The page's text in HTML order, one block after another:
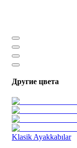
Другие цвета
Klasik Ayakkabılar